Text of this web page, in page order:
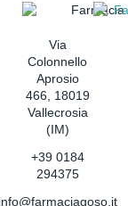
Via
Colonnello
Aprosio
466, 18019
Vallecrosia
(IM)
+39 0184
294375